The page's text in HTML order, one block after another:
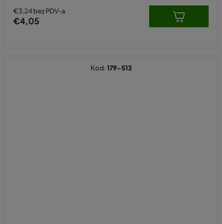
€3,24 bez PDV-a
€4,05
Kod:179-513